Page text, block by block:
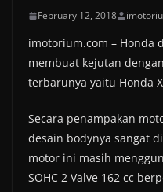
February 12, 2018
imotorium.com – Honda
membuat kejutan
terbarunya yaitu Honda
Secara penampakan
desain bodynya sangat
motor ini masih
SOHC 2 Valve 162 cc